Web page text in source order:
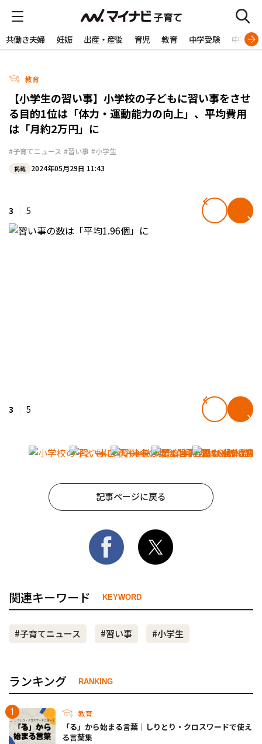
共働き夫婦 妊娠 出産・産後 育児 教育 中学受験 中学生
教育
【小学生の習い事】小学校の子どもに習い事をさせ
る目的1位は「体力・運動能力の向上」、平均費用
は「月約2万円」に
#子育てニュース #習い事 #小学生
掲載 2024年05月29日 11:43
3 5
3 5
記事ページに戻る
関連キーワード KEYWORD
#子育てニュース #習い事 #小学生
ランキング RANKING
教育
「る」から始まる言葉｜しりとり・クロスワードで使え
る言葉集